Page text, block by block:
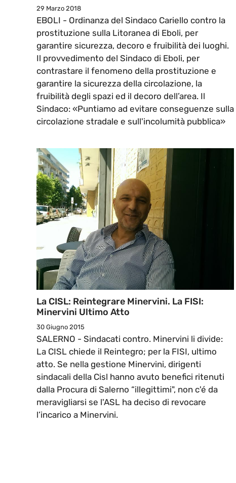
29 Marzo 2018
EBOLI - Ordinanza del Sindaco Cariello contro la
prostituzione sulla Litoranea di Eboli, per
garantire sicurezza, decoro e fruibilità dei luoghi.
Il provvedimento del Sindaco di Eboli, per
contrastare il fenomeno della prostituzione e
garantire la sicurezza della circolazione, la
fruibilità degli spazi ed il decoro dell’area. Il
Sindaco: «Puntiamo ad evitare conseguenze sulla
circolazione stradale e sull'incolumità pubblica»
La CISL: Reintegrare Minervini. La FISI:
Minervini Ultimo Atto
30 Giugno 2015
SALERNO - Sindacati contro. Minervini li divide:
La CISL chiede il Reintegro; per la FISI, ultimo
atto. Se nella gestione Minervini, dirigenti
sindacali della Cisl hanno avuto benefici ritenuti
dalla Procura di Salerno “illegittimi", non c'é da
meravigliarsi se l'ASL ha deciso di revocare
l’incarico a Minervini.